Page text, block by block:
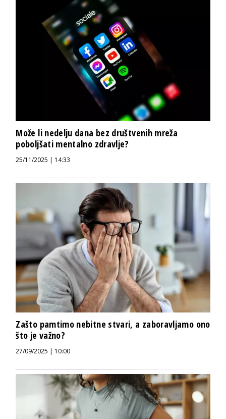
Može li nedelju dana bez društvenih mreža
poboljšati mentalno zdravlje?
25/11/2025 | 14:33
Zašto pamtimo nebitne stvari, a zaboravljamo ono
što je važno?
27/09/2025 | 10:00